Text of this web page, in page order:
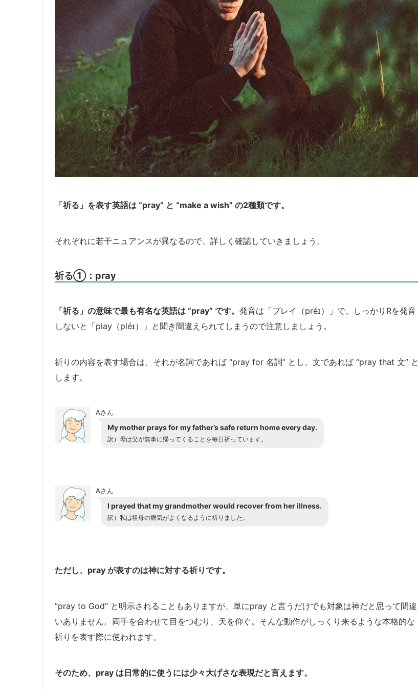
「祈る」を表す英語は “pray” と “make a wish” の2種類です。
それぞれに若干ニュアンスが異なるので、詳しく確認していきましょう。
祈る①：pray
「祈る」の意味で最も有名な英語は “pray” です。 発音は「プレイ（préɪ）」で、しっかりRを発音
しないと「play（pléɪ）」と聞き間違えられてしまうので注意しましょう。
祈りの内容を表す場合は、それが名詞であれば “pray for 名詞” とし、文であれば “pray that 文” と
します。
Aさん
My mother prays for my father’s safe return home every day.
訳）母は父が無事に帰ってくることを毎日祈っています。
Aさん
I prayed that my grandmother would recover from her illness.
訳）私は祖母の病気がよくなるように祈りました。
ただし、pray が表すのは神に対する祈りです。
”pray to God” と明示されることもありますが、単にpray と言うだけでも対象は神だと思って間違
いありません。両手を合わせて目をつむり、天を仰ぐ。そんな動作がしっくり来るような本格的な
祈りを表す際に使われます。
そのため、pray は日常的に使うには少々大げさな表現だと言えます。